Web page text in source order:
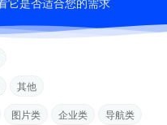
其他
图片类 企业类
导航类